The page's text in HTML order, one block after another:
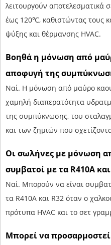
λειτουργούν αποτελεσματικά
έως 120℃, καθιστώντας τους
ψύξης και θέρμανσης HVAC.
Βοηθά η μόνωση από
αποφυγή της
Ναί. Η μόνωση από μαύρο
χαμηλή διαπερατότητα
της συμπύκνωσης, του
και των ζημιών που
Οι σωλήνες με μόνωση
συμβατοί με τα R410A
Ναί. Μπορούν να είναι
τα R410A και R32 όταν ο
πρότυπα HVAC και το σετ
Μπορεί να